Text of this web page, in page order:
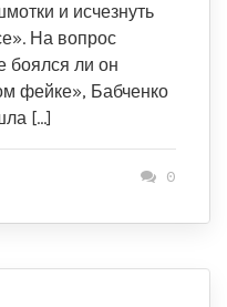
и исчезнуть
На вопрос
боялся ли он
фейке», Бабченко
[…]
0